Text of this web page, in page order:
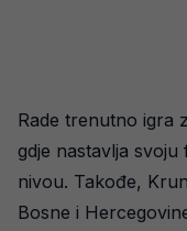
Rade trenutno igra
gdje nastavlja
nivou. Takođe,
Bosne i